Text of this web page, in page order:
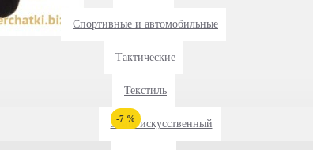
Спортивные и автомобильные
Тактические
Текстиль
Замш искусственный
-7 %